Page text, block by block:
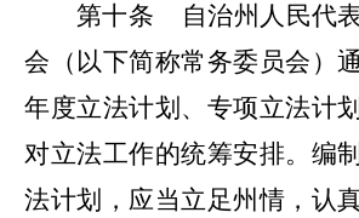
第十条
自治州人民代
会（以下简称常务委员会）
年度立法计划、专项立法计
对立法工作的统筹安排。编
法计划，应当立足州情，认